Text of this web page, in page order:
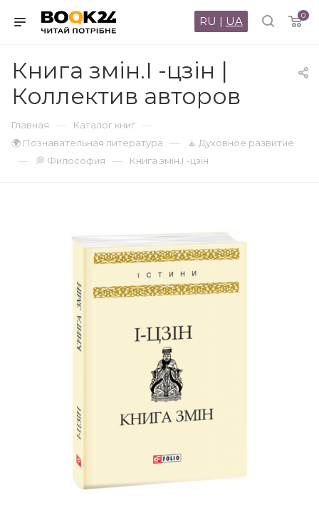
0
RU | UA
Книга змін.І -цзін |
Коллектив авторов
Главная — Каталог книг —
🌍 Познавательная литература — 🧘 Духовное развитие
— 💭 Философия — Книга змін.І -цзін